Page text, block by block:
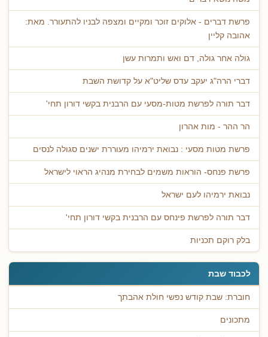
פרשת דברים - אלוקים זוכר ומקיים ומצפה לבניו להתעורר. מאת:
אהובה קליין
גולה אחר גולה, דם ואש ותמרות עשן
דברי הרה"ג יעקב עדס שליט"א על קדושת השבת
דבר תורה לפרשת מטות-מסעי עם הרבנית בקשי דורון תחי'
הר ההר - מות אהרון
פרשת מטות מסעי : נבואת ירמיהו מעוררת ישנים סגולה לנסים
פרשת פנחס- הוראות משמים לבחירת מנהיג הראוי לישראל
נבואת ירמיהו לעם ישראל
דבר תורה לפרשת פינחס עם הרבנית בקשי דורון תחי'
בלק רוקם תכניות
לכבוד שבת
חוברת: שבת קודש נפשי חולת אהבתך
מתכונים